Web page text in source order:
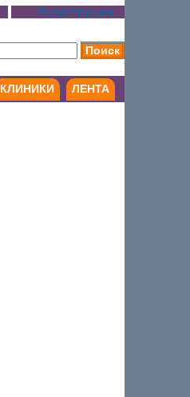
Регистрация
КЛИНИКИ ЛЕНТА